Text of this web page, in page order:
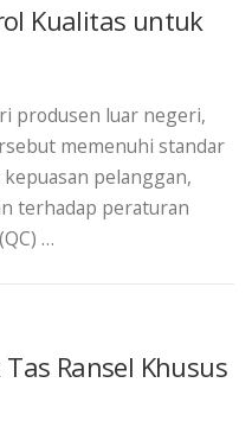
Kualitas untuk
produsen luar negeri,
memenuhi standar
pelanggan,
terhadap peraturan
…
Ransel Khusus